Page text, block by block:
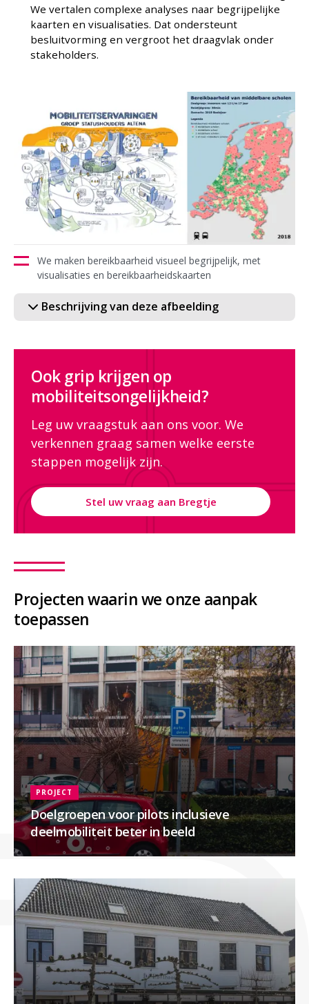
We vertalen complexe analyses naar begrijpelijke
kaarten en visualisaties. Dat ondersteunt
besluitvorming en vergroot het draagvlak onder
stakeholders.
We maken bereikbaarheid visueel begrijpelijk, met
visualisaties en bereikbaarheidskaarten
Beschrijving van deze afbeelding
Ook grip krijgen op
mobiliteitsongelijkheid?
Leg uw vraagstuk aan ons voor. We
verkennen graag samen welke eerste
stappen mogelijk zijn.
Stel uw vraag aan Bregtje
Projecten waarin we onze aanpak
toepassen
Doelgroepen voor pilots inclusieve
deelmobiliteit beter in beeld
PROJECT